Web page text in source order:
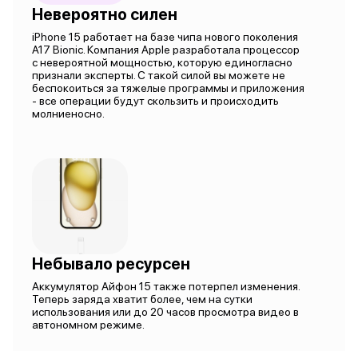
Невероятно силен
iPhone 15 работает на базе чипа нового поколения
A17 Bionic. Компания Apple разработала процессор
с невероятной мощностью, которую единогласно
признали эксперты. С такой силой вы можете не
беспокоиться за тяжелые программы и приложения
- все операции будут скользить и происходить
молниеносно.
Небывало ресурсен
Аккумулятор Айфон 15 также потерпел изменения.
Теперь заряда хватит более, чем на сутки
использования или до 20 часов просмотра видео в
автономном режиме.